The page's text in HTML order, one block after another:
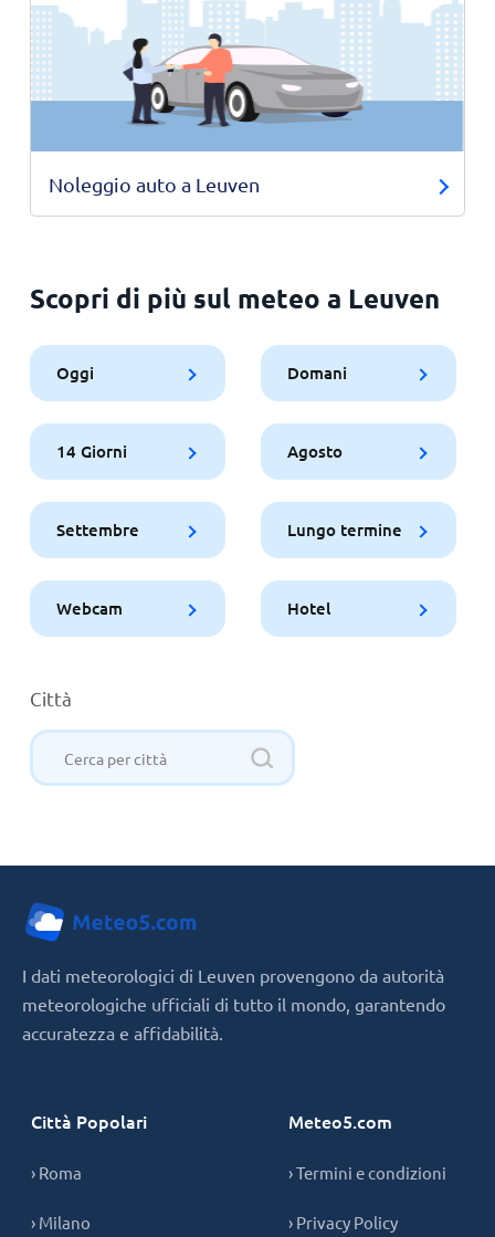
Noleggio auto a Leuven
Scopri di più sul meteo a Leuven
Oggi Domani
14 Giorni Agosto
Settembre Lungo termine
Webcam Hotel
Città
I dati meteorologici di Leuven provengono da autorità
meteorologiche ufficiali di tutto il mondo, garantendo
accuratezza e affidabilità.
Città Popolari
› Roma
› Milano
Meteo5.com
› Termini e condizioni
› Privacy Policy